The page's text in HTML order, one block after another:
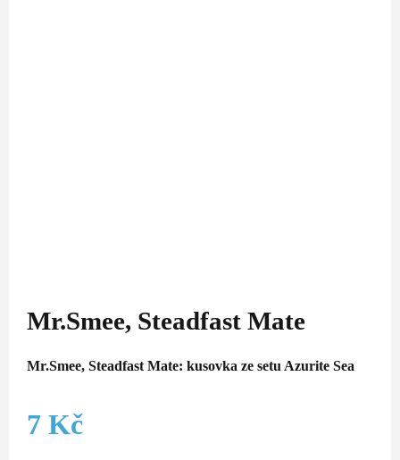
Mr.Smee, Steadfast Mate
Mr.Smee, Steadfast Mate: kusovka ze setu Azurite Sea
7 Kč